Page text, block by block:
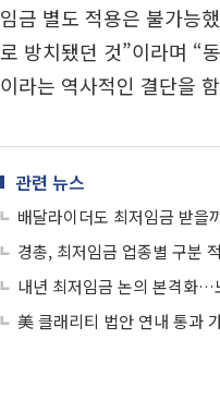
임금 별도 적용은 불가능
로 방치됐던 것”이라며 “
이라는 역사적인 결단을
관련 뉴스
배달라이더도 최저임금 받을
경총, 최저임금 업종별 구분
내년 최저임금 논의 본격화…
美 클래리티 법안 연내 통과